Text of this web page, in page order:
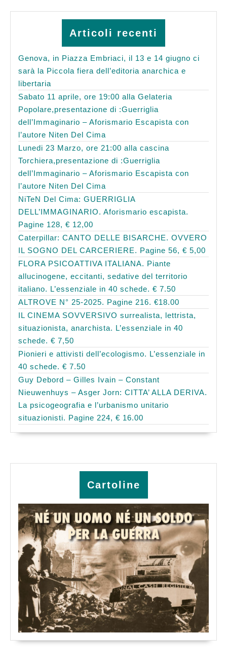
Articoli recenti
Genova, in Piazza Embriaci, il 13 e 14 giugno ci
sarà la Piccola fiera dell’editoria anarchica e
libertaria
Sabato 11 aprile, ore 19:00 alla Gelateria
Popolare,presentazione di :Guerriglia
dell’Immaginario – Aforismario Escapista con
l’autore Niten Del Cima
Lunedi 23 Marzo, ore 21:00 alla cascina
Torchiera,presentazione di :Guerriglia
dell’Immaginario – Aforismario Escapista con
l’autore Niten Del Cima
NiTeN Del Cima: GUERRIGLIA
DELL’IMMAGINARIO. Aforismario escapista.
Pagine 128, € 12,00
Caterpillar: CANTO DELLE BISARCHE. OVVERO
IL SOGNO DEL CARCERIERE. Pagine 56, € 5,00
FLORA PSICOATTIVA ITALIANA. Piante
allucinogene, eccitanti, sedative del territorio
italiano. L’essenziale in 40 schede. € 7.50
ALTROVE N° 25-2025. Pagine 216. €18.00
IL CINEMA SOVVERSIVO surrealista, lettrista,
situazionista, anarchista. L’essenziale in 40
schede. € 7,50
Pionieri e attivisti dell’ecologismo. L’essenziale in
40 schede. € 7.50
Guy Debord – Gilles Ivain – Constant
Nieuwenhuys – Asger Jorn: CITTA’ ALLA DERIVA.
La psicogeografia e l’urbanismo unitario
situazionisti. Pagine 224, € 16.00
Cartoline